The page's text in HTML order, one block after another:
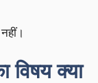
विषय क्या